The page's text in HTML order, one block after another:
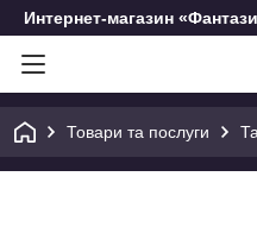
Интернет-магазин
Товари та послуги